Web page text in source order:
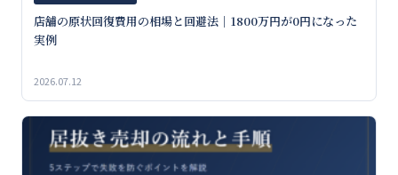
店舗の原状回復費用の相場と回避法｜1800万円が0円になった
実例
2026.07.12